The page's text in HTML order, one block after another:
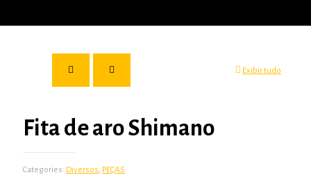
Exibir tudo
Fita de aro Shimano
Categories: Diversos, PEÇAS